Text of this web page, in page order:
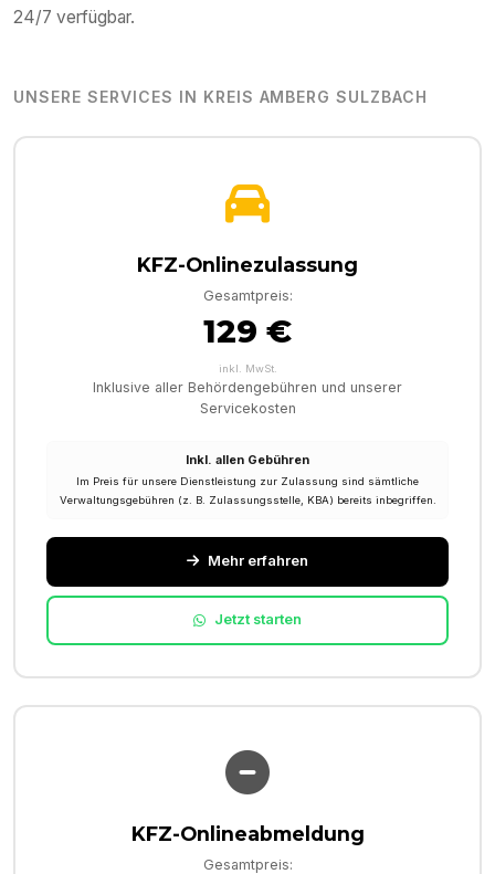
24/7 verfügbar.
UNSERE SERVICES IN KREIS AMBERG SULZBACH
KFZ-Onlinezulassung
Gesamtpreis:
129 €
inkl. MwSt.
Inklusive aller Behördengebühren und unserer
Servicekosten
Inkl. allen Gebühren
Im Preis für unsere Dienstleistung zur Zulassung sind sämtliche
Verwaltungsgebühren (z. B. Zulassungsstelle, KBA) bereits inbegriffen.
Mehr erfahren
Jetzt starten
KFZ-Onlineabmeldung
Gesamtpreis: